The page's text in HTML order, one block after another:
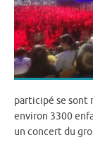
participé se sont
environ 3300
un concert du